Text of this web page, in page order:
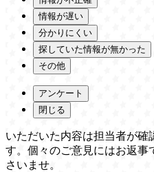
情報が遅い
分かりにくい
探していた情報が無かった
その他
アンケート
閉じる
いただいた内容は担当者が確
す。個々のご意見にはお返事
さいませ。